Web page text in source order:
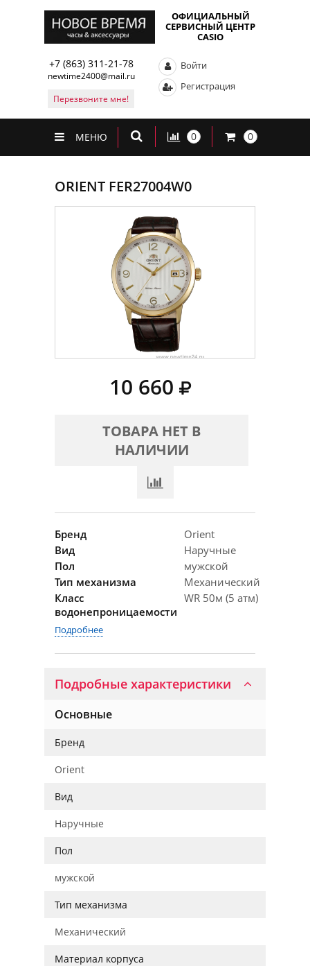
ОФИЦИАЛЬНЫЙ
СЕРВИСНЫЙ ЦЕНТР
CASIO
+7 (863) 311-21-78
newtime2400@mail.ru
Перезвоните мне!
Войти
Регистрация
МЕНЮ 0 0
ORIENT FER27004W0
10 660
ТОВАРА НЕТ В
НАЛИЧИИ
Бренд
Orient
Вид
Наручные
Пол
мужской
Тип механизма
Механический
Класс
водонепроницаемости
WR 50м (5 атм)
Подробнее
Подробные характеристики
Основные
Бренд
Orient
Вид
Наручные
Пол
мужской
Тип механизма
Механический
Материал корпуса